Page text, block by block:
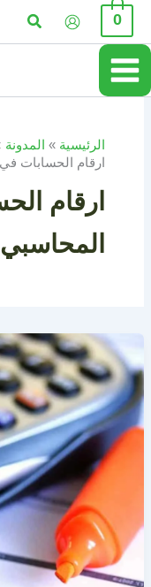
تخطي
المحتوى
0 البحث
الرئيسية المدونة
ارقام الحسابات
ارقام
المحاسبي